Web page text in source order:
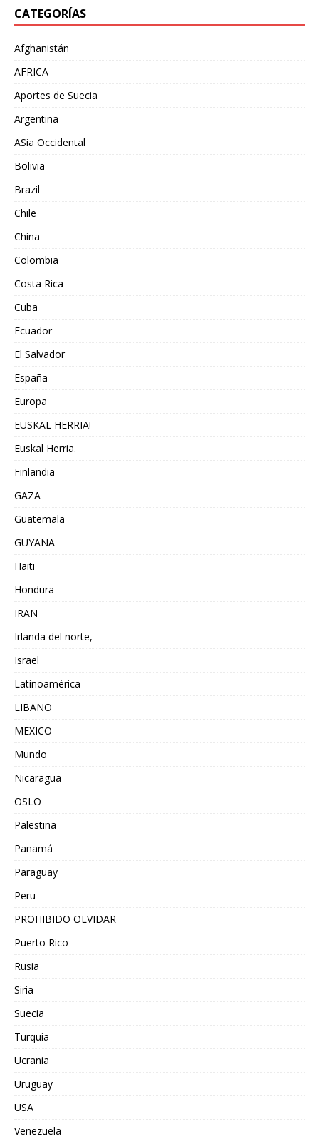
CATEGORÍAS
Afghanistán
AFRICA
Aportes de Suecia
Argentina
ASia Occidental
Bolivia
Brazil
Chile
China
Colombia
Costa Rica
Cuba
Ecuador
El Salvador
España
Europa
EUSKAL HERRIA!
Euskal Herria.
Finlandia
GAZA
Guatemala
GUYANA
Haiti
Hondura
IRAN
Irlanda del norte,
Israel
Latinoamérica
LIBANO
MEXICO
Mundo
Nicaragua
OSLO
Palestina
Panamá
Paraguay
Peru
PROHIBIDO OLVIDAR
Puerto Rico
Rusia
Siria
Suecia
Turquia
Ucrania
Uruguay
USA
Venezuela